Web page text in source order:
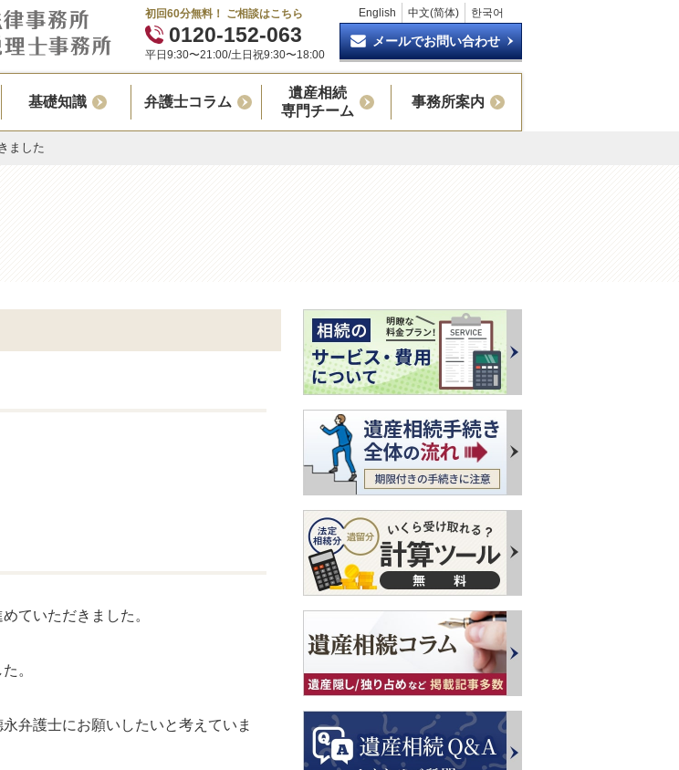
初回60分無料！ ご相談はこちら
0120-152-063
平日9:30〜21:00/土日祝9:30〜18:00
English 中文(简体) 한국어
メールでお問い合わせ
基礎知識 弁護士コラム
遺産相続
専門チーム
事務所案内
ました
ていただきました。
。
弁護士にお願いしたいと考えていま